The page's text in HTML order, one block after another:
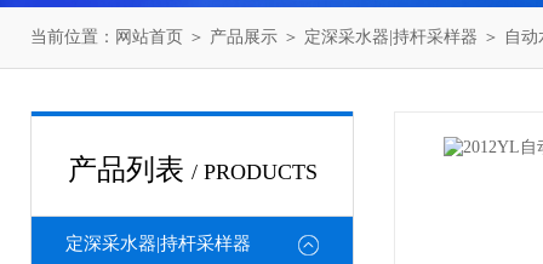
当前位置： 网站首页 ＞ 产品展示 ＞ 定深采水器|持杆采样器 ＞ 自
产品列表 / PRODUCTS
定深采水器|持杆采样器